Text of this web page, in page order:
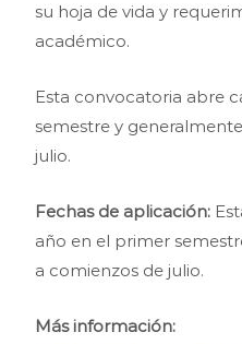
su hoja de vida y
académico.
Esta convocatoria abre
semestre y
julio.
Fechas de aplicación:
año en el primer
a comienzos de julio.
Más información: